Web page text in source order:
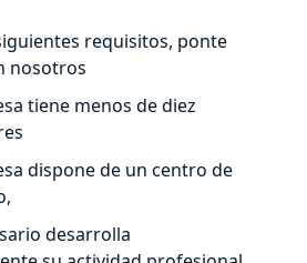
requisitos, ponte
nosotros
tiene menos de diez
dispone de un centro de
desarrolla